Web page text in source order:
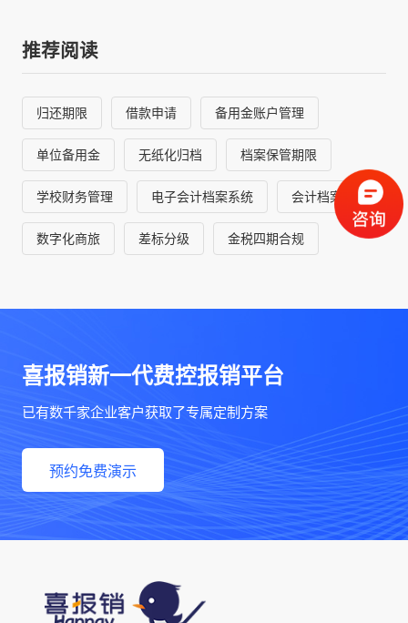
推荐阅读
归还期限 借款申请 备用金账户管理
单位备用金 无纸化归档 档案保管期限
学校财务管理 电子会计档案系统 会计档案管理
数字化商旅 差标分级 金税四期合规
喜报销新一代费控报销平台
已有数千家企业客户获取了专属定制方案
预约免费演示